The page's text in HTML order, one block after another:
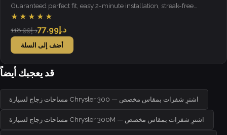
Guaranteed perfect fit, easy 2-minute installation, streak-free
visibility in all weather.
★★★★★
د.إ118.99
د.إ77.99
أضف إلى السلة
قد يعجبك أيضاً
مساحات زجاج لسيارة Chrysler 300 — اشترِ شفرات بمقاس مخصص
مساحات زجاج لسيارة Chrysler 300M — اشترِ شفرات بمقاس مخصص